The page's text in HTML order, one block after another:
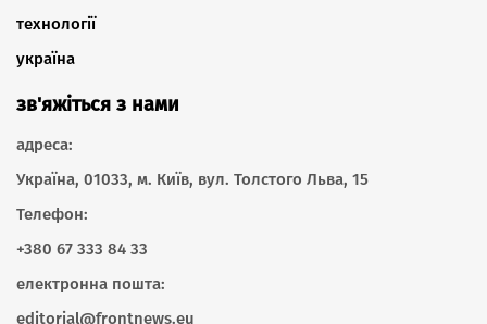
технології
україна
зв'яжіться з нами
адреса:
Україна, 01033, м. Київ, вул. Толстого Льва, 15
Телефон:
+380 67 333 84 33
електронна пошта:
editorial@frontnews.eu